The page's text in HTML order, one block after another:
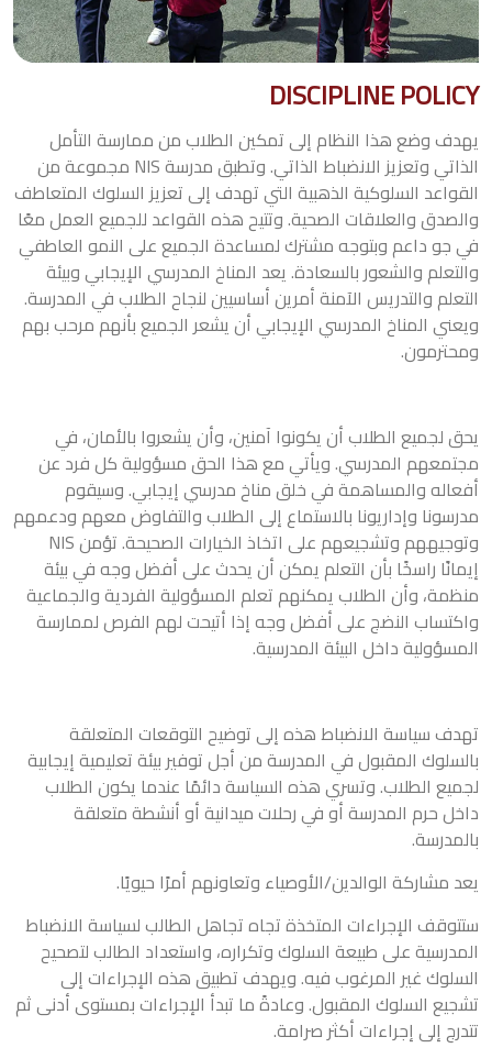
DISCIPLINE POLICY
يهدف وضع هذا النظام إلى تمكين الطلاب من ممارسة التأمل
الذاتي وتعزيز الانضباط الذاتي. وتطبق مدرسة NIS مجموعة من
القواعد السلوكية الذهبية التي تهدف إلى تعزيز السلوك المتعاطف
والصدق والعلاقات الصحية. وتتيح هذه القواعد للجميع العمل معًا
في جو داعم وبتوجه مشترك لمساعدة الجميع على النمو العاطفي
والتعلم والشعور بالسعادة. يعد المناخ المدرسي الإيجابي وبيئة
التعلم والتدريس الآمنة أمرين أساسيين لنجاح الطلاب في المدرسة.
ويعني المناخ المدرسي الإيجابي أن يشعر الجميع بأنهم مرحب بهم
ومحترمون.
يحق لجميع الطلاب أن يكونوا آمنين، وأن يشعروا بالأمان، في
مجتمعهم المدرسي. ويأتي مع هذا الحق مسؤولية كل فرد عن
أفعاله والمساهمة في خلق مناخ مدرسي إيجابي. وسيقوم
مدرسونا وإداريونا بالاستماع إلى الطلاب والتفاوض معهم ودعمهم
وتوجيههم وتشجيعهم على اتخاذ الخيارات الصحيحة. تؤمن NIS
إيمانًا راسخًا بأن التعلم يمكن أن يحدث على أفضل وجه في بيئة
منظمة، وأن الطلاب يمكنهم تعلم المسؤولية الفردية والجماعية
واكتساب النضج على أفضل وجه إذا أتيحت لهم الفرص لممارسة
المسؤولية داخل البيئة المدرسية.
تهدف سياسة الانضباط هذه إلى توضيح التوقعات المتعلقة
بالسلوك المقبول في المدرسة من أجل توفير بيئة تعليمية إيجابية
لجميع الطلاب. وتسري هذه السياسة دائمًا عندما يكون الطلاب
داخل حرم المدرسة أو في رحلات ميدانية أو أنشطة متعلقة
بالمدرسة.
يعد مشاركة الوالدين/الأوصياء وتعاونهم أمرًا حيويًا.
ستتوقف الإجراءات المتخذة تجاه تجاهل الطالب لسياسة الانضباط
المدرسية على طبيعة السلوك وتكراره، واستعداد الطالب لتصحيح
السلوك غير المرغوب فيه. ويهدف تطبيق هذه الإجراءات إلى
تشجيع السلوك المقبول. وعادةً ما تبدأ الإجراءات بمستوى أدنى ثم
تتدرج إلى إجراءات أكثر صرامة.